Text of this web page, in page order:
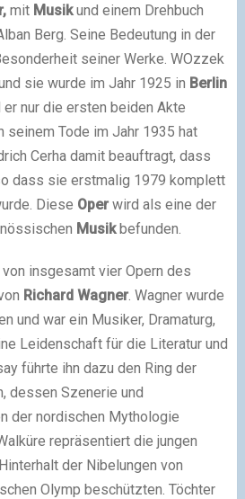
mit Musikund einem Drehbuch
Berg. Seine Bedeutung in der
seiner Werke. WOzzek
sie wurde im Jahr 1925 in Berlin
nur die ersten beiden Akte
seinem Tode im Jahr 1935 hat
Cerha damit beauftragt, dass
dass sie erstmalig 1979 komplett
Diese Operwird als eine der
Musikbefunden.
insgesamt vier Opern des
Richard Wagner. Wagner wurde
und war ein Musiker, Dramaturg,
Leidenschaft für die Literatur und
führte ihn dazu den Ring der
dessen Szenerie und
der nordischen Mythologie
repräsentiert die jungen
der Nibelungen von
Olymp beschützten. Töchter